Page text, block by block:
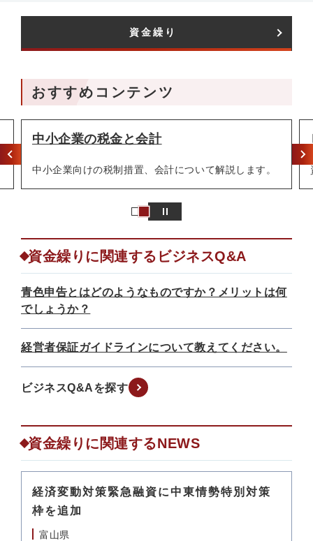
資金繰り​
おすすめコンテンツ
中小企業の税金と会計
中小企業向けの税制措置、会計について解説します。
資金繰りに関連するビジネスQ&A
青色申告とはどのようなものですか？メリットは何
でしょうか？
経営者保証ガイドラインについて教えてください。
ビジネスQ&Aを探す
資金繰りに関連するNEWS
経済変動対策緊急融資に中東情勢特別対策
枠を追加
富山県